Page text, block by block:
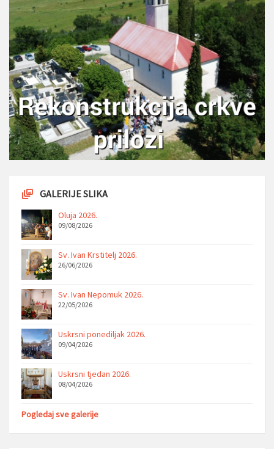
GALERIJE SLIKA
Oluja 2026.
09/08/2026
Sv. Ivan Krstitelj 2026.
26/06/2026
Sv. Ivan Nepomuk 2026.
22/05/2026
Uskrsni ponediljak 2026.
09/04/2026
Uskrsni tjedan 2026.
08/04/2026
Pogledaj sve galerije